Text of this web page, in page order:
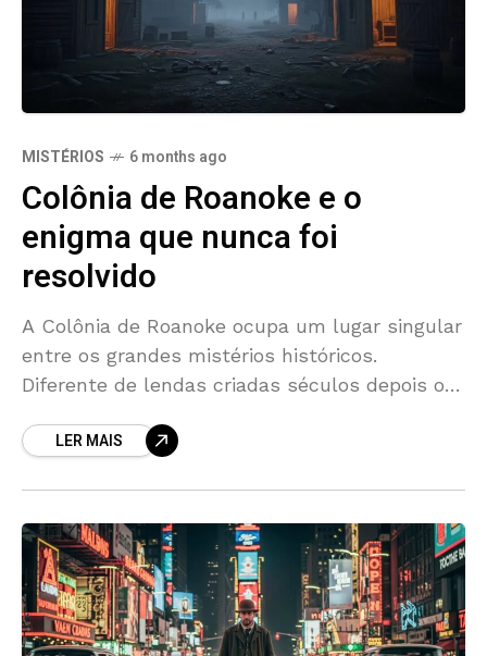
MISTÉRIOS 6 months ago
Colônia de Roanoke e o
enigma que nunca foi
resolvido
A Colônia de Roanoke ocupa um lugar singular
entre os grandes mistérios históricos.
Diferente de lendas criadas séculos depois ou
desaparecimento da chamada
LER MAIS